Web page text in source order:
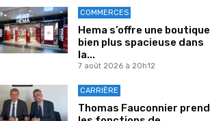
COMMERCES
Hema s’offre une boutique
bien plus spacieuse dans
la...
7 août 2026 à 20h12
CARRIÈRE
Thomas Fauconnier prend